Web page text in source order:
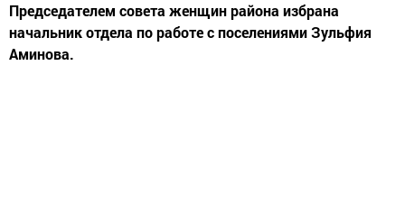
Председателем совета женщин района избрана
начальник отдела по работе с поселениями Зульфия
Аминова.